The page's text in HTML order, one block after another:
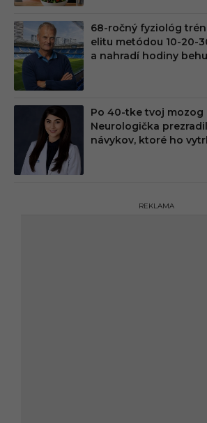
68-ročný fyziológ
elitu metódou 10-20-
a nahradí hodiny behu
Po 40-tke tvoj mozog
Neurologička
návykov, ktoré ho
REKLAMA